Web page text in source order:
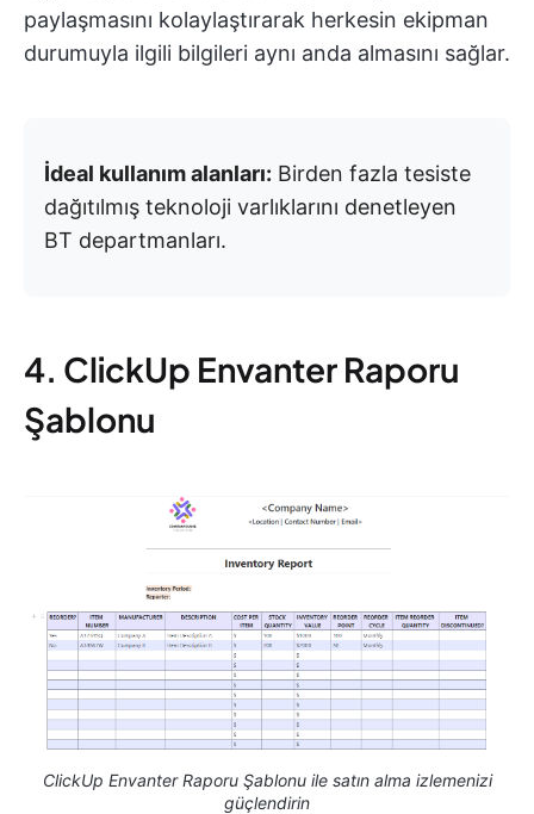
paylaşmasını kolaylaştırarak herkesin ekipman
durumuyla ilgili bilgileri aynı anda almasını sağlar.
İdeal kullanım alanları: Birden fazla tesiste
dağıtılmış teknoloji varlıklarını denetleyen
BT departmanları.
4. ClickUp Envanter Raporu
Şablonu
ClickUp Envanter Raporu Şablonu ile satın alma izlemenizi
güçlendirin